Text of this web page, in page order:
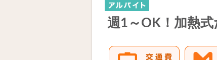
週1～OK！加熱